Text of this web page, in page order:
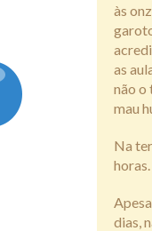
às
as
não o
mau
Na
dias,